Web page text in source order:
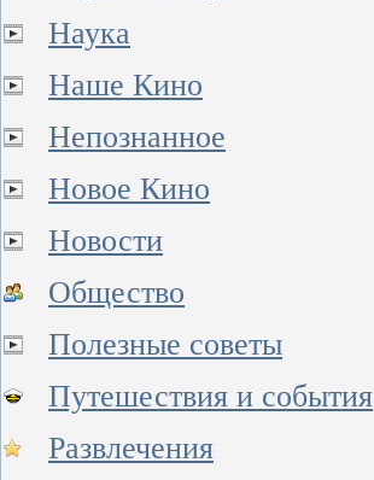
Наука
Наше Кино
Непознанное
Новое Кино
Новости
Общество
Полезные советы
Путешествия и события
Развлечения